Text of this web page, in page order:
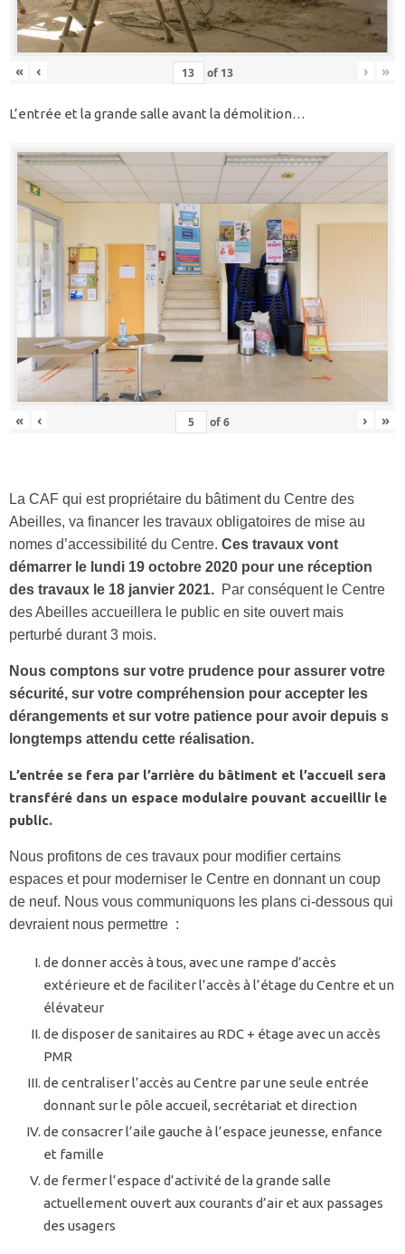
« ‹ of 13 › »
L’entrée et la grande salle avant la démolition…
« ‹ of6 › »
La CAF qui est propriétaire du bâtiment du Centre des
Abeilles, va financer les travaux obligatoires de mise au
nomes d’accessibilité du Centre. Ces travaux vont
démarrer le lundi 19 octobre 2020 pour une réception
des travaux le 18 janvier 2021. Par conséquent le Centre
des Abeilles accueillera le public en site ouvert mais
perturbé durant 3 mois.
Nous comptons sur votre prudence pour assurer votre
sécurité, sur votre compréhension pour accepter les
dérangements et sur votre patience pour avoir depuis s
longtemps attendu cette réalisation.
L’entrée se fera par l’arrière du bâtiment et l’accueil sera
transféré dans un espace modulaire pouvant accueillir le
public.
Nous profitons de ces travaux pour modifier certains
espaces et pour moderniser le Centre en donnant un coup
de neuf. Nous vous communiquons les plans ci-dessous qui
devraient nous permettre :
de donner accès à tous, avec une rampe d’accès
extérieure et de faciliter l’accès à l’étage du Centre et un
élévateur
de disposer de sanitaires au RDC + étage avec un accès
PMR
de centraliser l’accès au Centre par une seule entrée
donnant sur le pôle accueil, secrétariat et direction
de consacrer l’aile gauche à l’espace jeunesse, enfance
et famille
de fermer l’espace d’activité de la grande salle
actuellement ouvert aux courants d’air et aux passages
des usagers